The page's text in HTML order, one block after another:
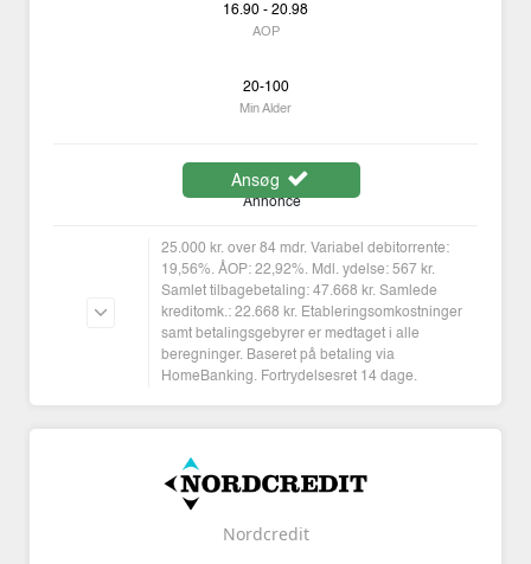
16.90 - 20.98
AOP
20-100
Min Alder
Ansøg
Annonce
25.000 kr. over 84 mdr. Variabel debitorrente:
19,56%. ÅOP: 22,92%. Mdl. ydelse: 567 kr.
Samlet tilbagebetaling: 47.668 kr. Samlede
kreditomk.: 22.668 kr. Etableringsomkostninger
samt betalingsgebyrer er medtaget i alle
beregninger. Baseret på betaling via
HomeBanking. Fortrydelsesret 14 dage.
Nordcredit